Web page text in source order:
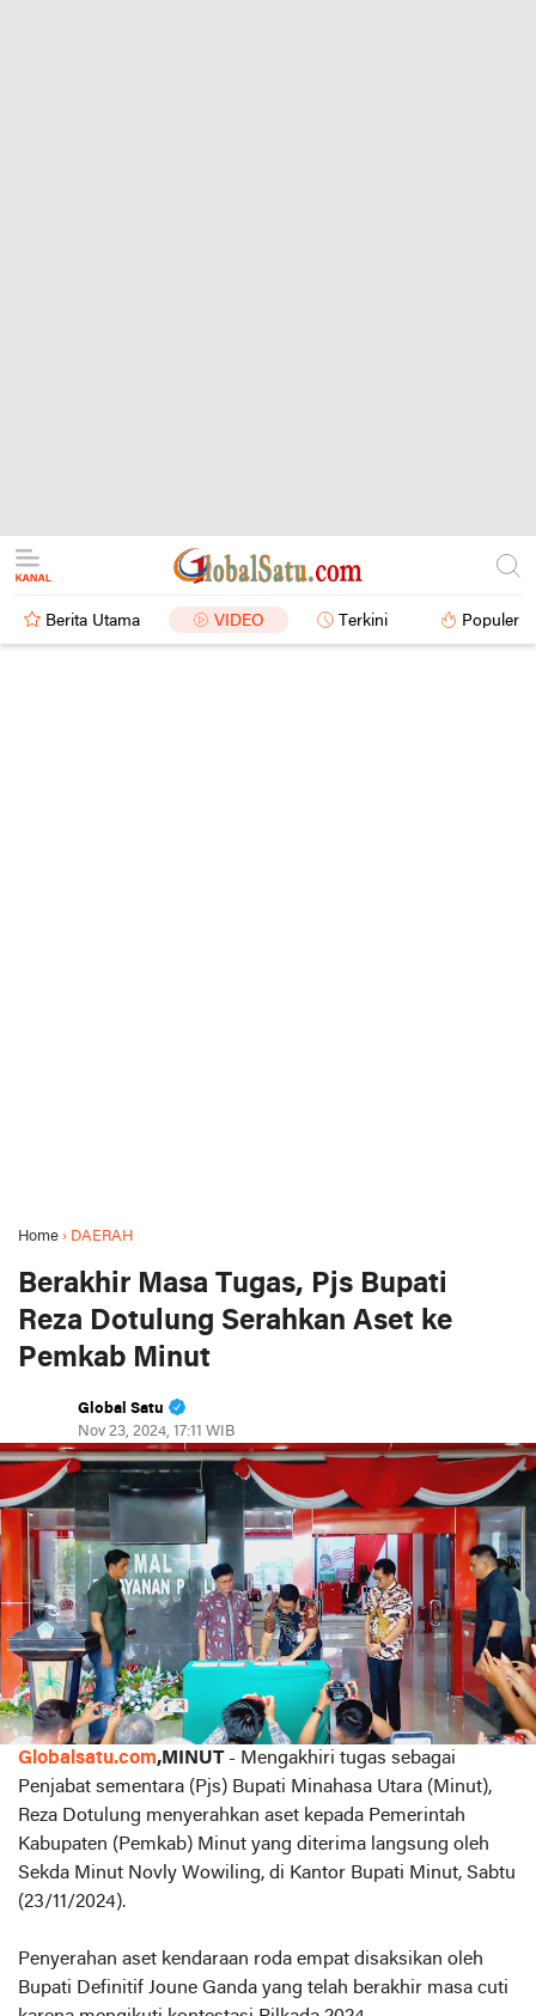
Berita Utama VIDEO Terkini Populer
Home › DAERAH
Berakhir Masa Tugas, Pjs Bupati
Reza Dotulung Serahkan Aset ke
Pemkab Minut
Global Satu
Nov 23, 2024, 17:11 WIB
Globalsatu.com,MINUT- Mengakhiri tugas sebagai
Penjabat sementara (Pjs) Bupati Minahasa Utara (Minut),
Reza Dotulung menyerahkan aset kepada Pemerintah
Kabupaten (Pemkab) Minut yang diterima langsung oleh
Sekda Minut Novly Wowiling, di Kantor Bupati Minut, Sabtu
(23/11/2024).
Penyerahan aset kendaraan roda empat disaksikan oleh
Bupati Definitif Joune Ganda yang telah berakhir masa cuti